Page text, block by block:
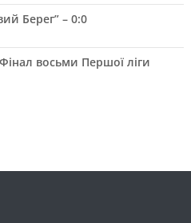
Берег” – 0:0
восьми Першої ліги